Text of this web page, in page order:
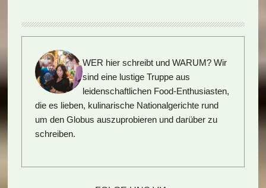
WER hier schreibt und WARUM? Wir
sind eine lustige Truppe aus
leidenschaftlichen Food-Enthusiasten,
die es lieben, kulinarische Nationalgerichte rund
um den Globus auszuprobieren und darüber zu
schreiben.